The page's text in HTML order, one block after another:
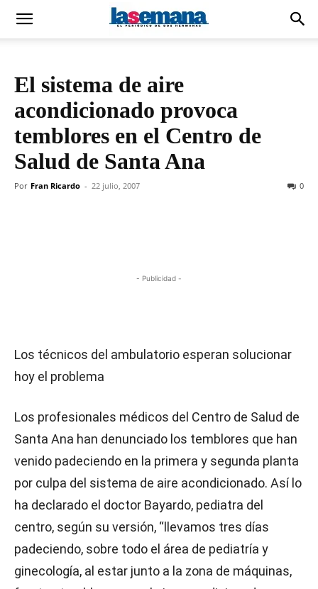
El sistema de aire
acondicionado provoca
temblores en el Centro de
Salud de Santa Ana
Por Fran Ricardo - 22 julio, 2007 0
- Publicidad -
Los técnicos del ambulatorio esperan solucionar
hoy el problema
Los profesionales médicos del Centro de Salud de
Santa Ana han denunciado los temblores que han
venido padeciendo en la primera y segunda planta
por culpa del sistema de aire acondicionado. Así lo
ha declarado el doctor Bayardo, pediatra del
centro, según su versión, “llevamos tres días
padeciendo, sobre todo el área de pediatría y
ginecología, al estar junto a la zona de máquinas,